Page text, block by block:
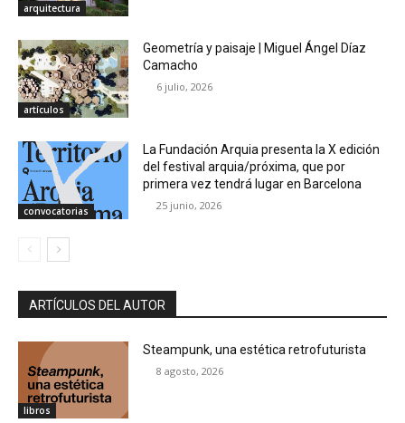
arquitectura
artículos
Geometría y paisaje | Miguel Ángel Díaz
Camacho
6 julio, 2026
convocatorias
La Fundación Arquia presenta la X edición
del festival arquia/próxima, que por
primera vez tendrá lugar en Barcelona
25 junio, 2026
ARTÍCULOS DEL AUTOR
libros
Steampunk, una estética retrofuturista
8 agosto, 2026